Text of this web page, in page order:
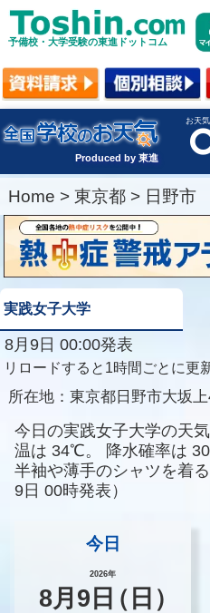
予備校・大学受験の東進ドットコム
Produced by 東進
お天
Home > 東京都 > 日野市
実践女子大学
8月9日 00:00発表
リロードすると1時間ごとに更
所在地： 東京都日野市大坂
今日の実践女子大学の天
温は 34℃。 降水確率は
半袖や薄手のシャツを着
9日 00時発表）
今日
2026年
8月 9 日（日）